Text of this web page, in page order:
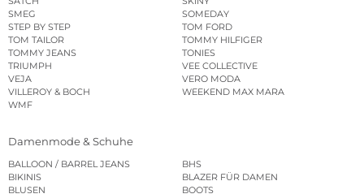
SMEG
SOMEDAY
STEP BY STEP
TOM FORD
TOM TAILOR
TOMMY HILFIGER
TOMMY JEANS
TONIES
TRIUMPH
VEE COLLECTIVE
VEJA
VERO MODA
VILLEROY & BOCH
WEEKEND MAX MARA
WMF
Damenmode & Schuhe
BALLOON / BARREL JEANS
BHS
BIKINIS
BLAZER FÜR DAMEN
BLUSEN
BOOTS